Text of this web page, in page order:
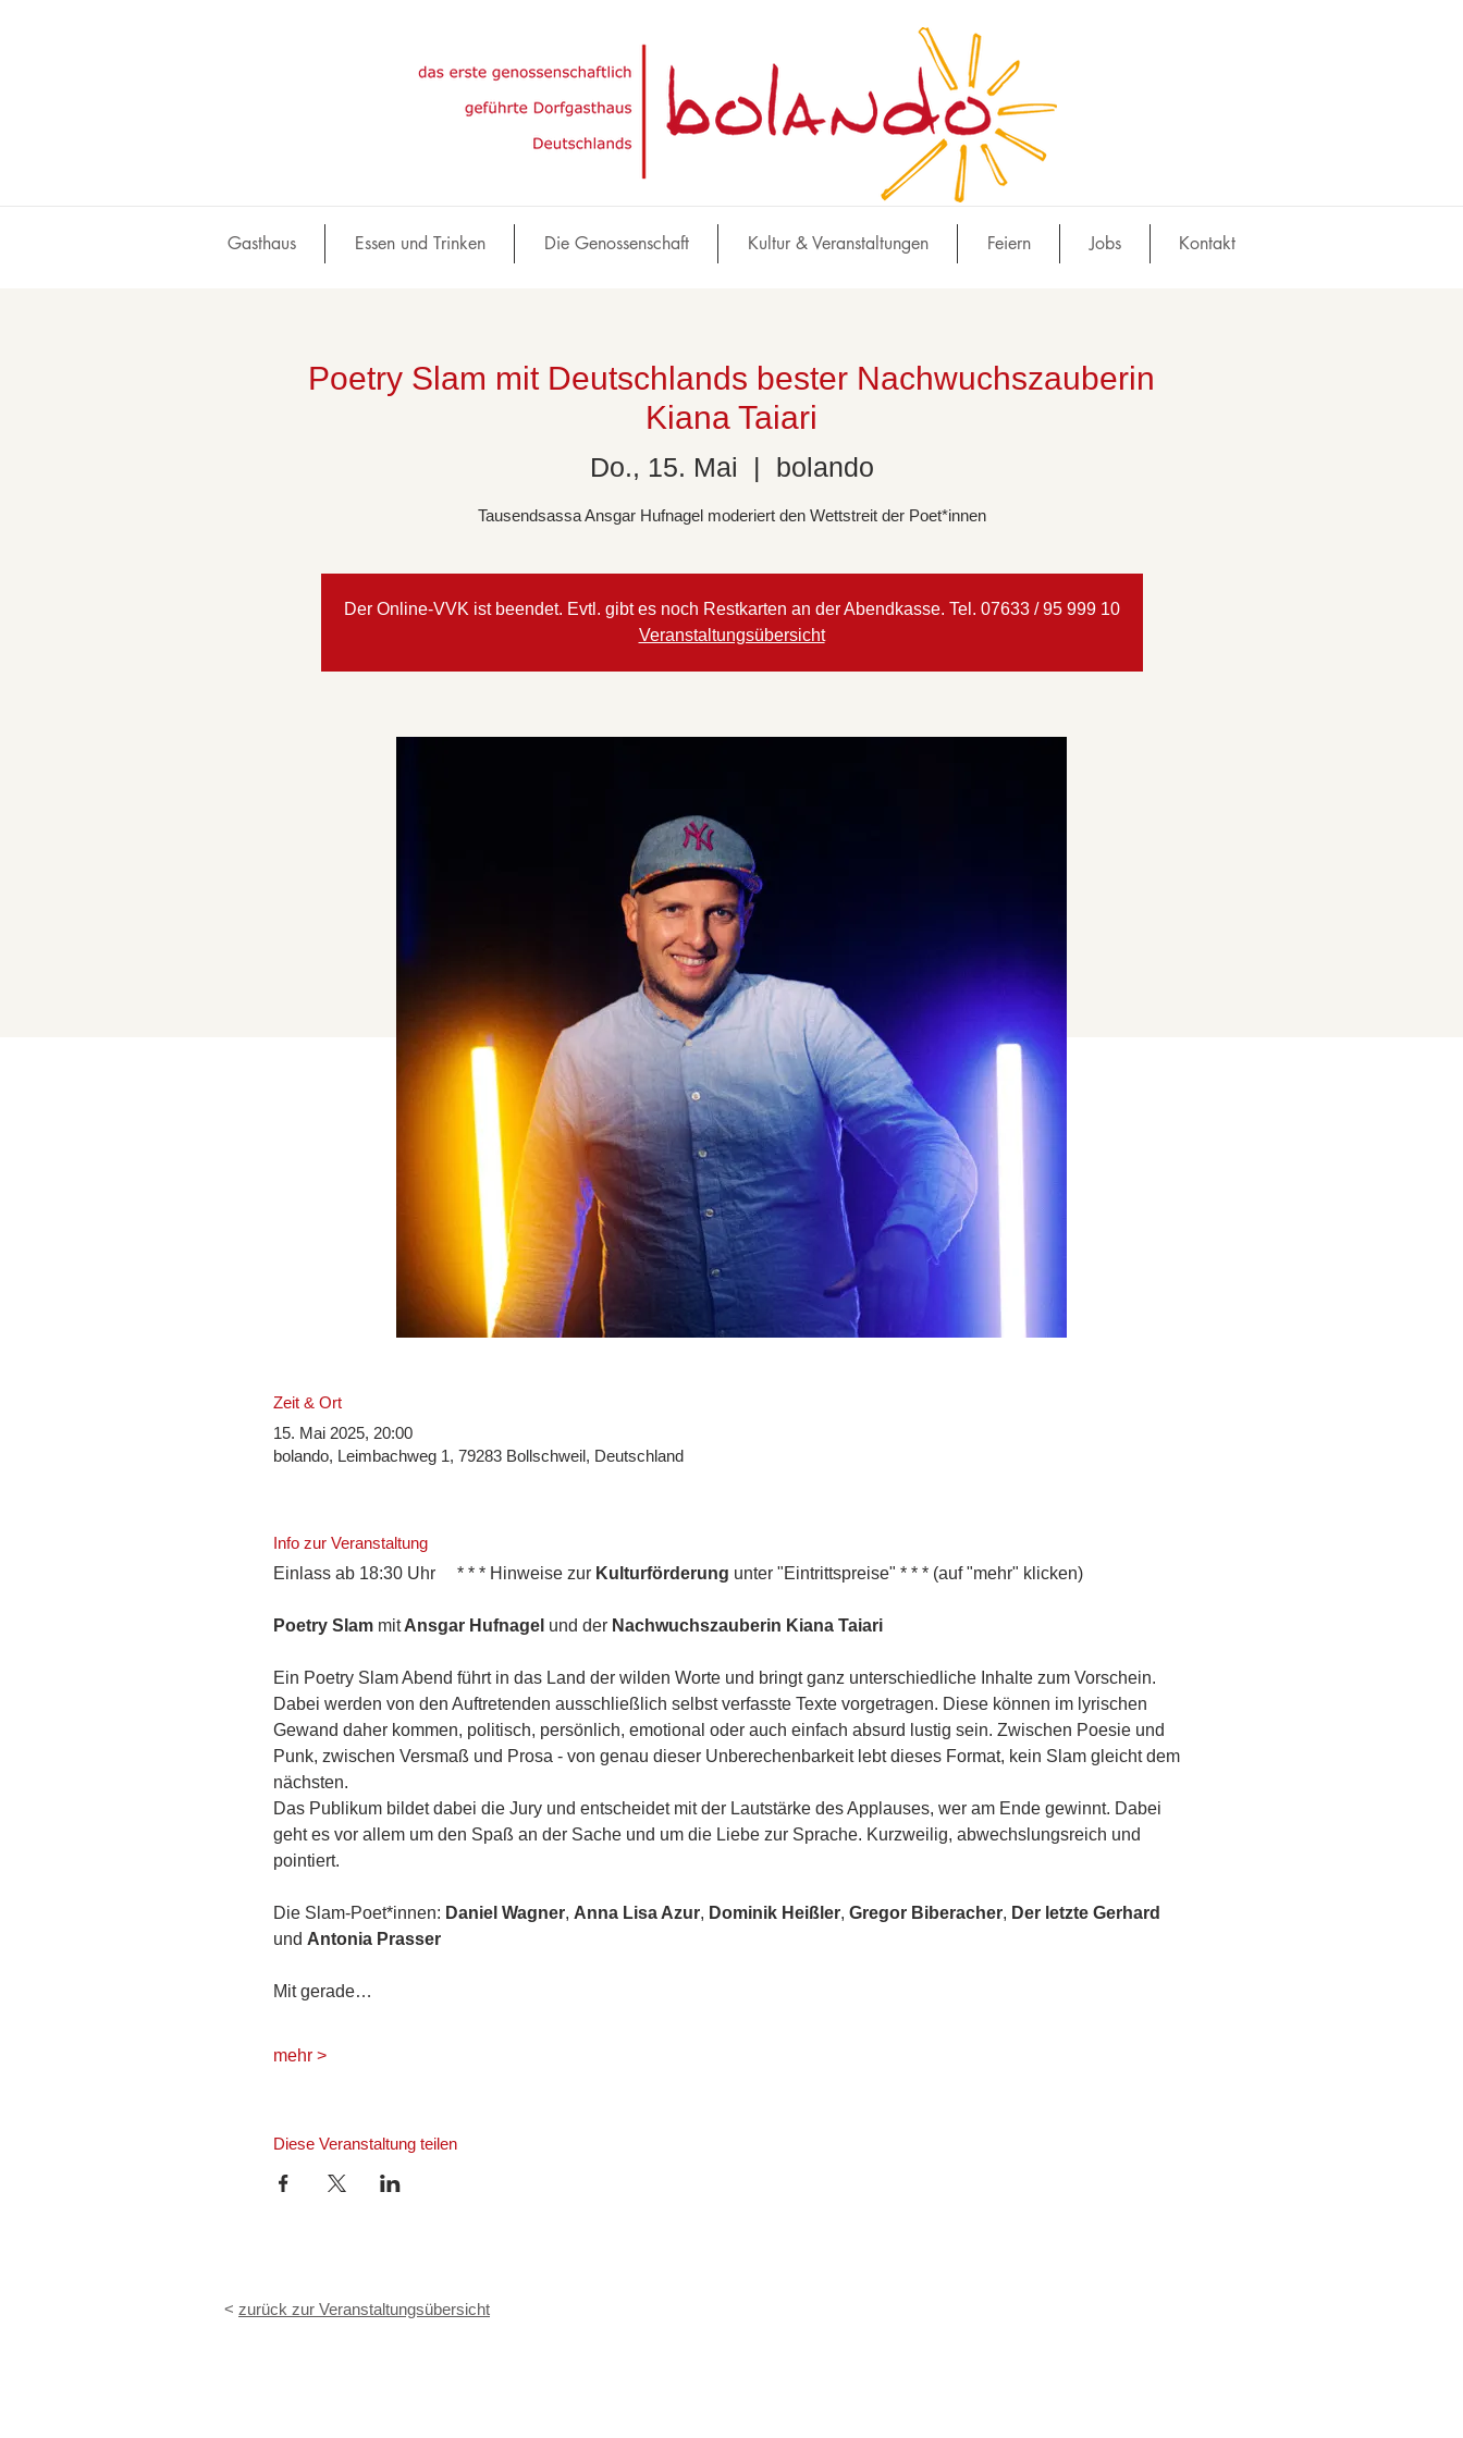
Gasthaus Essen und Trinken Die Genossenschaft Kultur & Veranstaltungen Feiern Jobs Kontakt
Poetry Slam mit Deutschlands bester Nachwuchszauberin
Kiana Taiari
Do., 15. Mai
  |
bolando
Tausendsassa Ansgar Hufnagel moderiert den Wettstreit der Poet*innen
Der Online-VVK ist beendet. Evtl. gibt es noch Restkarten an der Abendkasse. Tel. 07633 / 95 999 10
Veranstaltungsübersicht
Zeit & Ort
15. Mai 2025, 20:00
bolando, Leimbachweg 1, 79283 Bollschweil, Deutschland
Info zur Veranstaltung
Einlass ab 18:30 Uhr     * * * Hinweise zur Kulturförderung unter "Eintrittspreise" * * * (auf "mehr" klicken)
Poetry Slam mit Ansgar Hufnagel und der Nachwuchszauberin Kiana Taiari
Ein Poetry Slam Abend führt in das Land der wilden Worte und bringt ganz unterschiedliche Inhalte zum Vorschein.
Dabei werden von den Auftretenden ausschließlich selbst verfasste Texte vorgetragen. Diese können im lyrischen
Gewand daher kommen, politisch, persönlich, emotional oder auch einfach absurd lustig sein. Zwischen Poesie und
Punk, zwischen Versmaß und Prosa - von genau dieser Unberechenbarkeit lebt dieses Format, kein Slam gleicht dem
nächsten.
Das Publikum bildet dabei die Jury und entscheidet mit der Lautstärke des Applauses, wer am Ende gewinnt. Dabei
geht es vor allem um den Spaß an der Sache und um die Liebe zur Sprache. Kurzweilig, abwechslungsreich und
pointiert.
Die Slam-Poet*innen: Daniel Wagner, Anna Lisa Azur, Dominik Heißler, Gregor Biberacher, Der letzte Gerhard
und Antonia Prasser
Mit gerade…
mehr >
Diese Veranstaltung teilen
< zurück zur Veranstaltungsübersicht